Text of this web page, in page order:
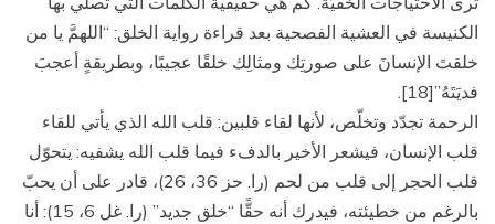
الكنيسة في العشية الفصحية بعد قراءة رواية الخلق: “اللهمَّ يا من
خلقتَ الإنسانَ على صورتِك ومثالِك خلقًا عجيبًا، وبطريقةٍ أعجبَ
فديَتَهُ”[18].
الرحمة تجدّد وتخلّص، لأنها لقاء قلبين: قلب الله الذي يأتي للقاء
قلب الإنسان، فيشعر الأخير بالدفء فيما قلب الله يشفيه: يتحوّل
قلب الحجر إلى قلب من لحم (را. حز 36، 26)، قادر على أن يحبّ
بالرغم من خطيئته، فيدرك أنه حقًّا “خلق جديد” (را. غل 6، 15): أنا